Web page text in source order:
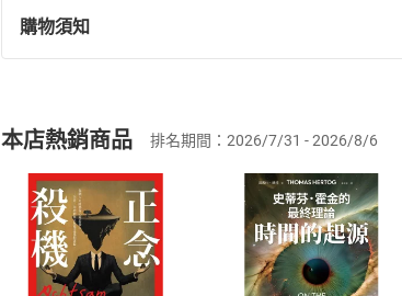
退換貨規定：
(一)依消費者保護法第19條第1項後段暨通訊
(二)消費者訂購本店鋪之商品即代表知悉本
且已下載/存取電子書，不得請求退貨退款。
退貨方式：您欲取消訂單或辦理退貨時，請
貨」，本店鋪將依您的申請進行審核，待審核
請注意，樂天市場須以整筆訂單為單位進行取
購物須知
挑選商品
Choose
放入購物車
Shopping cart
購書後，如何開始使用？
本店熱銷商品 排名期間：2026/7/31 - 2026/8/6